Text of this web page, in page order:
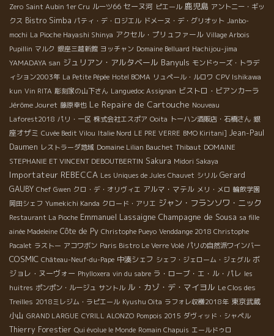
Zero Saint Aubin 1er Cru ルーツ66 セーヌ河 ピエール 鹿児島 アントニー・ギッ
クス Bistro Simba パティ・デ・ロジエル ドメーヌ・デ・グリオット Janbo-
mochi La Pioche Hayashi Shinya アクセル・プリュファール Village Arbois
Pupillin マルク 銀座三越新館 ヨッチャン Domaine Belluard Hachijou-jima
YAMADAYA san ジュリアン・アルタベール Banyuls モンドゥーズ・トラデ
ィション2003年 La Petite Pépée Hotel BOMA リュペール・ルロワ CPV Ishikawa
kun Vin RITA 彫刻家の山下さん Languedoc Assignan ビストロ・ビアンカーラ
Jérôme Jouret 藤原幸也 Le Repaire de Cartouche Nouveau
Laforest2018 パリ・一区 株式会社エスポア Ooita トーハン酒販店・石橋さん 銀
座オザミ Cuvée Bedit Vilou Italie Nord LE PRE VERRE BMO Kiritani] Jean-Paul
Daumen レストラーダ地域 Domaine Lilian Bauchet Thibaut DOMAINE
STEPHANIE ET VINCENT DEBOUTBERTIN Sakura Midori Sakaya
Importateur REBECCA Les Uniques de Jules Chauvet シリル Gerard
GAUBY Chef Gwen クロ・デ・オリヴィエ アルマ・マテル メリ・メロ 輪飲学園
岡田シェフ Yumekichi Kanda クロード・アリエ ジャン・フランソワ・ニック
Restaurant La Pioche Emmanuel Lassaigne Champagne de Sousa sa fille
ainée Madeleine Côte de Py Christophe Pueyo Venddange 2018 Christophe
Pacalet ラストー アコワボン Paris Bistro Le Verre Volé パリの自然派ワインバー
COSMIC Château-Neuf-du-Pape 中湊シェフ シェフ・ジェローム・ジェグル ボ
ジョレ・ヌーヴォー Phylloxera vin du sabre ラ・ローブ・エ・ル・パレ les
huitres ポンポン・ルージュ サントル ル・カゾ・デ・マイヨル Le Clos des
Treilles 2018ミレジム・ラピエール Kyushu Oita ラフォレ収穫2018年 東京武蔵
小山 GRAND LARGUE CYRILL ALONZO Pompois 2015 ダヴィッド・シャペル
Thierry Forestier Qui évolue le Monde Romain Chapuis エールドゥロ